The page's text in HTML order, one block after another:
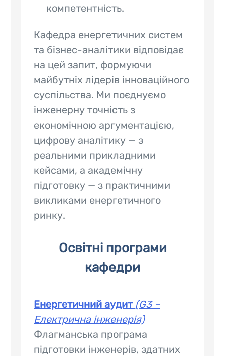
компетентність.
Кафедра енергетичних систем
та бізнес-аналітики відповідає
на цей запит, формуючи
майбутніх лідерів інноваційного
суспільства. Ми поєднуємо
інженерну точність з
економічною аргументацією,
цифрову аналітику — з
реальними прикладними
кейсами, а академічну
підготовку — з практичними
викликами енергетичного
ринку.
Освітні програми
кафедри
Енергетичний аудит (G3 –
Електрична інженерія)
Флагманська програма
підготовки інженерів, здатних